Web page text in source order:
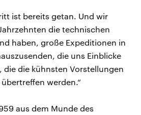
ist bereits getan. Und wir
die technischen
haben, große Expeditionen in
die uns Einblicke
die die kühnsten Vorstellungen
werden.“
aus dem Munde des